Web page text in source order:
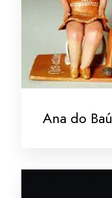
Ana do Baú